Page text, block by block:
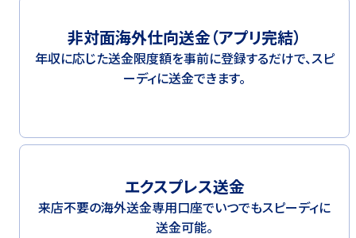
非対面海外仕向送金（アプリ完結）
年収に応じた送金限度額を事前に登録するだけで、スピ
ーディに送金できます。
エクスプレス送金
来店不要の海外送金専用口座でいつでもスピーディに
送金可能。